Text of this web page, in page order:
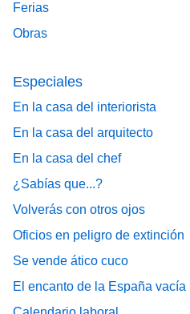
Ferias
Obras
Especiales
En la casa del interiorista
En la casa del arquitecto
En la casa del chef
¿Sabías que...?
Volverás con otros ojos
Oficios en peligro de extinción
Se vende ático cuco
El encanto de la España vacía